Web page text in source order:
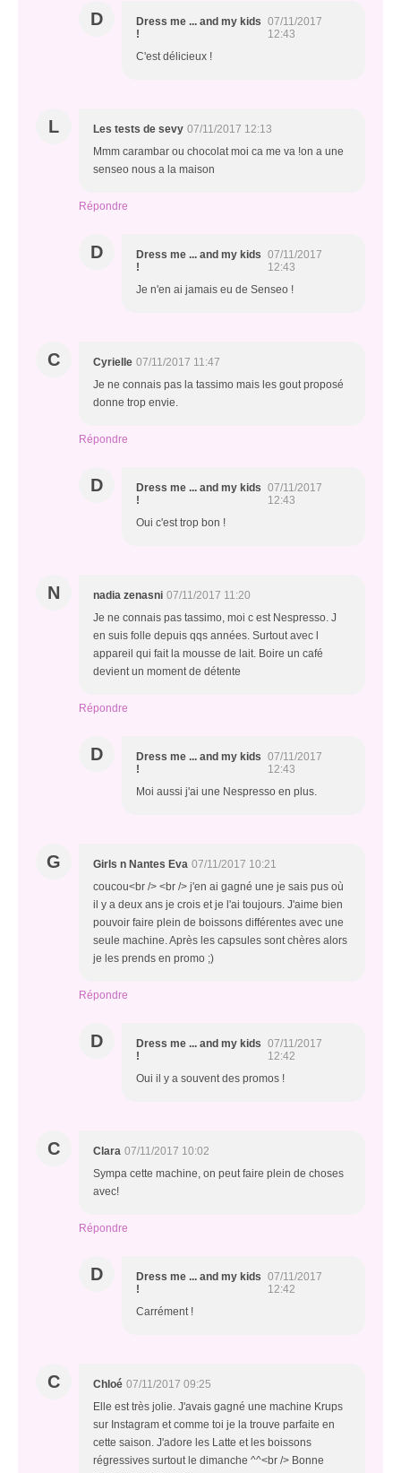
D
Dress me ... and my kids
!
07/11/2017
12:43
C'est délicieux !
L Les tests de sevy 07/11/2017 12:13
Mmm carambar ou chocolat moi ca me va !on a une
senseo nous a la maison
Répondre
D
Dress me ... and my kids
!
07/11/2017
12:43
Je n'en ai jamais eu de Senseo !
C Cyrielle 07/11/2017 11:47
Je ne connais pas la tassimo mais les gout proposé
donne trop envie.
Répondre
D
Dress me ... and my kids
!
07/11/2017
12:43
Oui c'est trop bon !
N nadia zenasni 07/11/2017 11:20
Je ne connais pas tassimo, moi c est Nespresso. J
en suis folle depuis qqs années. Surtout avec l
appareil qui fait la mousse de lait. Boire un café
devient un moment de détente
Répondre
D
Dress me ... and my kids
!
07/11/2017
12:43
Moi aussi j'ai une Nespresso en plus.
G Girls n Nantes Eva 07/11/2017 10:21
coucou<br /> <br /> j'en ai gagné une je sais pus où
il y a deux ans je crois et je l'ai toujours. J'aime bien
pouvoir faire plein de boissons différentes avec une
seule machine. Après les capsules sont chères alors
je les prends en promo ;)
Répondre
D
Dress me ... and my kids
!
07/11/2017
12:42
Oui il y a souvent des promos !
C Clara 07/11/2017 10:02
Sympa cette machine, on peut faire plein de choses
avec!
Répondre
D
Dress me ... and my kids
!
07/11/2017
12:42
Carrément !
C Chloé 07/11/2017 09:25
Elle est très jolie. J'avais gagné une machine Krups
sur Instagram et comme toi je la trouve parfaite en
cette saison. J'adore les Latte et les boissons
régressives surtout le dimanche ^^<br /> Bonne